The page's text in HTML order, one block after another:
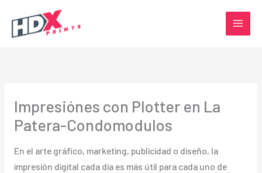
contenido
Impresiónes con Plotter en La
Patera-Condomodulos
En el arte gráfico, marketing, publicidad o diseño, la
impresión digital cada día es más útil para cada uno de